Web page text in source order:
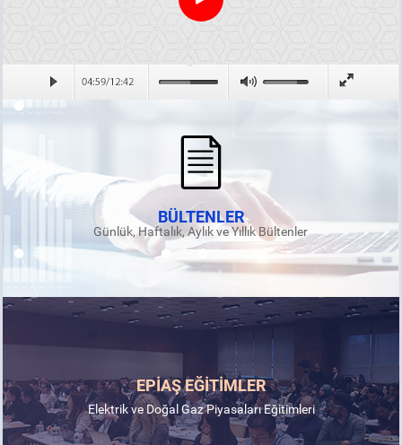
BÜLTENLER
Günlük, Haftalık, Aylık ve Yıllık Bültenler
EPİAŞ EĞİTİMLER
Elektrik ve Doğal Gaz Piyasaları Eğitimleri